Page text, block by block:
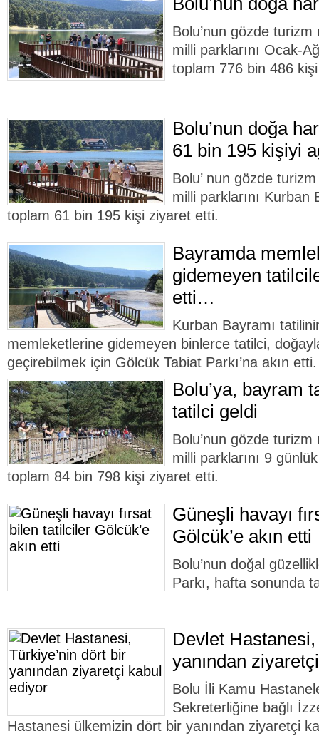
Bolu’nun gözde
milli parklarını Ocak-
toplam 776 bin 486
Bolu’nun doğa
61 bin 195 kişiyi
Bolu’ nun gözde
milli parklarını Kurban
toplam 61 bin 195 kişi ziyaret etti.
Bayramda
gidemeyen
etti…
Kurban Bayramı
memleketlerine gidemeyen binlerce tatilci,
geçirebilmek için Gölcük Tabiat Parkı’na akın etti.
Bolu’ya, bayram
tatilci geldi
Bolu’nun gözde
milli parklarını 9
toplam 84 bin 798 kişi ziyaret etti.
Güneşli havayı
Gölcük’e akın etti
Bolu’nun doğal
Parkı, hafta sonunda
Devlet
yanından
Bolu İli Kamu
Sekreterliğine bağlı
Hastanesi ülkemizin dört bir yanından ziyaretçi